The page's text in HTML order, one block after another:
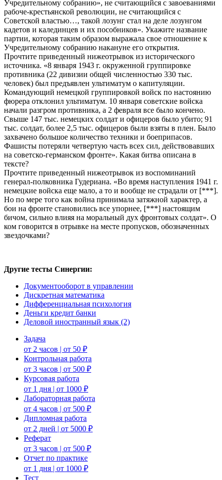
Учредительному собранию», не считающийся с завоеваниями
рабоче-крестьянской революции, не считающийся с
Советской властью…, такой лозунг стал на деле лозунгом
кадетов и калединцев и их пособников». Укажите название
партии, которая таким образом выражала свое отношение к
Учредительному собранию накануне его открытия.
Прочтите приведенный нижеотрывок из исторического
источника. «8 января 1943 г. окруженной группировке
противника (22 дивизии общей численностью 330 тыс.
человек) был предъявлен ультиматум о капитуляции.
Командующий немецкой группировкой войск по настоянию
фюрера отклонил ультиматум. 10 января советские войска
начали разгром противника, а 2 февраля все было кончено.
Свыше 147 тыс. немецких солдат и офицеров было убито; 91
тыс. солдат, более 2,5 тыс. офицеров были взяты в плен. Было
захвачено большое количество техники и боеприпасов.
Фашисты потеряли четвертую часть всех сил, действовавших
на советско-германском фронте». Какая битва описана в
тексте?
Прочтите приведенный нижеотрывок из воспоминаний
генерал-полковника Гудериана. «Во время наступления 1941 г.
немецкие войска еще мало, а то и вообще не страдали от [***].
Но по мере того как война принимала затяжной характер, а
бои на фронте становились все упорнее, [***] настоящим
бичом, сильно влияя на моральный дух фронтовых солдат». О
ком говорится в отрывке на месте пропусков, обозначенных
звездочками?
Другие тесты Синергии:
Документооборот в управлении
Дискретная математика
Дифференциальная психология
Деньги кредит банки
Деловой иностранный язык (2)
Задача
от 2 часов | от 50 ₽
Контрольная работа
от 3 часов | от 500 ₽
Курсовая работа
от 1 дня | от 1000 ₽
Лабораторная работа
от 4 часов | от 500 ₽
Дипломная работа
от 2 дней | от 5000 ₽
Реферат
от 3 часов | от 500 ₽
Отчет по практике
от 1 дня | от 1000 ₽
Тест